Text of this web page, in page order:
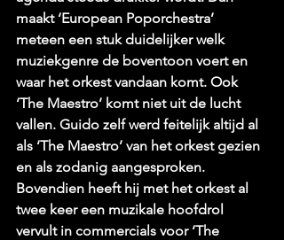
maakt ‘European Poporchestra’
meteen een stuk duidelijker welk
muziekgenre de boventoon voert en
waar het orkest vandaan komt. Ook
‘The Maestro’ komt niet uit de lucht
vallen. Guido zelf werd feitelijk altijd al
als ‘The Maestro’ van het orkest gezien
en als zodanig aangesproken.
Bovendien heeft hij met het orkest al
twee keer een muzikale hoofdrol
vervult in commercials voor ‘The